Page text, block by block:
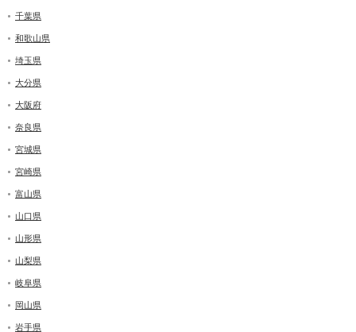
千葉県
和歌山県
埼玉県
大分県
大阪府
奈良県
宮城県
宮崎県
富山県
山口県
山形県
山梨県
岐阜県
岡山県
岩手県